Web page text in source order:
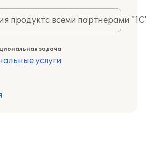
продукта всеми партнерами
задача
услуги